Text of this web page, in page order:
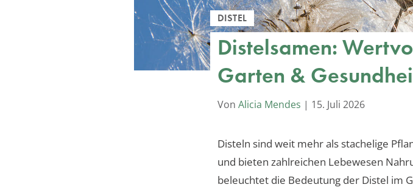
DISTEL
Distelsamen:
Garten &
Von Alicia Mendes | 15. Juli 2026
Disteln sind weit mehr als stachelige
und bieten zahlreichen Lebewesen
beleuchtet die Bedeutung der Distel im